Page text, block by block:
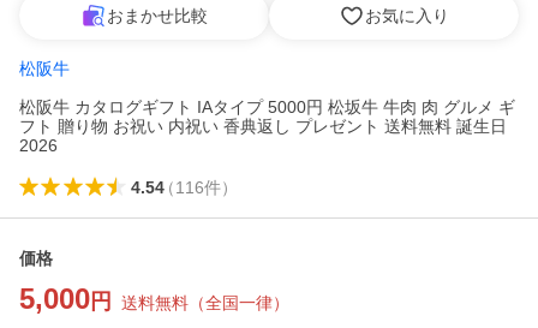
おまかせ比較 お気に入り
松阪牛
松阪牛 カタログギフト IAタイプ 5000円 松坂牛 牛肉 肉 グルメ ギ
フト 贈り物 お祝い 内祝い 香典返し プレゼント 送料無料 誕生日
2026
4.54（116件）
価格
5,000 円 送料無料 （全国一律）